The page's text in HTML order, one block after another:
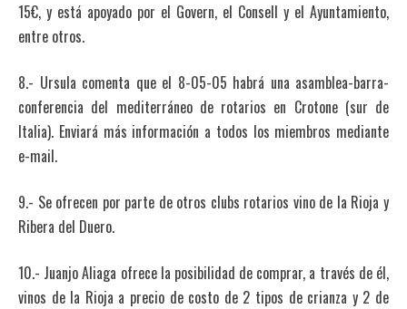
15€, y está apoyado por el Govern, el Consell y el Ayuntamiento,
entre otros.
8.- Ursula comenta que el 8-05-05 habrá una asamblea-barra-
conferencia del mediterráneo de rotarios en Crotone (sur de
Italia). Enviará más información a todos los miembros mediante
e-mail.
9.- Se ofrecen por parte de otros clubs rotarios vino de la Rioja y
Ribera del Duero.
10.- Juanjo Aliaga ofrece la posibilidad de comprar, a través de él,
vinos de la Rioja a precio de costo de 2 tipos de crianza y 2 de